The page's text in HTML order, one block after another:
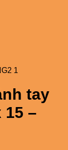
tay
15 –